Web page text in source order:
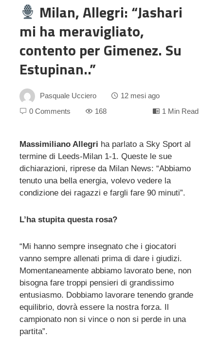
Milan, Allegri: “Jashari
mi ha meravigliato,
contento per Gimenez. Su
Estupinan..”
Pasquale Ucciero
12 mesi ago
0 Comments
168 1 Min Read
Massimiliano Allegri ha parlato a Sky Sport al
termine di Leeds-Milan 1-1. Queste le sue
dichiarazioni, riprese da Milan News: “Abbiamo
tenuto una bella energia, volevo vedere la
condizione dei ragazzi e fargli fare 90 minuti”.
L’ha stupita questa rosa?
“Mi hanno sempre insegnato che i giocatori
vanno sempre allenati prima di dare i giudizi.
Momentaneamente abbiamo lavorato bene, non
bisogna fare troppi pensieri di grandissimo
entusiasmo. Dobbiamo lavorare tenendo grande
equilibrio, dovrà essere la nostra forza. Il
campionato non si vince o non si perde in una
partita”.